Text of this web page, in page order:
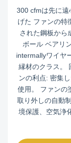
300 cfmは先に遠
げた ファンの特
された鋼板から
ボール ベアリ
intermallyワイヤ
縁材のクラス。
ンの利点: 密集
使用。 ファンの
取り外しの自動
境保護、空気浄